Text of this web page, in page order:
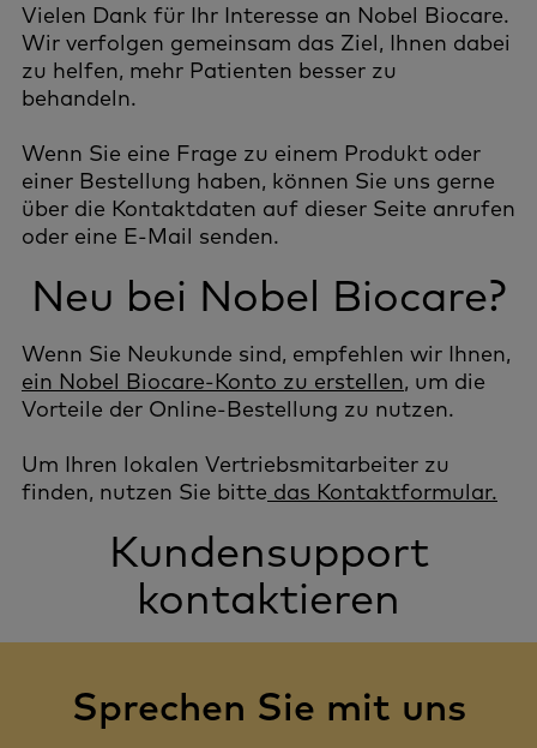
Vielen Dank für Ihr Interesse an Nobel Biocare.
Wir verfolgen gemeinsam das Ziel, Ihnen dabei
zu helfen, mehr Patienten besser zu
behandeln.
Wenn Sie eine Frage zu einem Produkt oder
einer Bestellung haben, können Sie uns gerne
über die Kontaktdaten auf dieser Seite anrufen
oder eine E-Mail senden.
Neu bei Nobel Biocare?
Wenn Sie Neukunde sind, empfehlen wir Ihnen,
ein Nobel Biocare-Konto zu erstellen, um die
Vorteile der Online-Bestellung zu nutzen.
Um Ihren lokalen Vertriebsmitarbeiter zu
finden, nutzen Sie bitte das Kontaktformular.
Kundensupport
kontaktieren
Sprechen Sie mit uns